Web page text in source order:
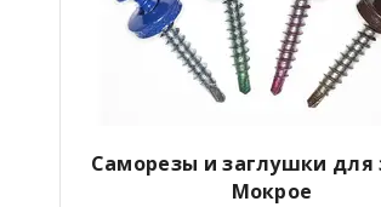
Саморезы и заглушки для
Мокрое